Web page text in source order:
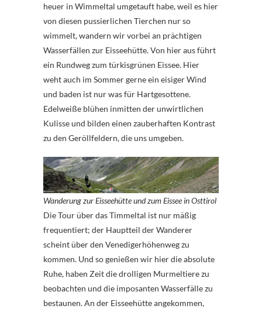
heuer in Wimmeltal umgetauft habe, weil es hier
von diesen pussierlichen Tierchen nur so
wimmelt, wandern wir vorbei an prächtigen
Wasserfällen zur Eisseehütte. Von hier aus führt
ein Rundweg zum türkisgrünen Eissee. Hier
weht auch im Sommer gerne ein eisiger Wind
und baden ist nur was für Hartgesottene.
Edelweiße blühen inmitten der unwirtlichen
Kulisse und bilden einen zauberhaften Kontrast
zu den Geröllfeldern, die uns umgeben.
Wanderung zur Eisseehütte und zum Eissee in Osttirol
Die Tour über das Timmeltal ist nur mäßig
frequentiert; der Hauptteil der Wanderer
scheint über den Venedigerhöhenweg zu
kommen. Und so genießen wir hier die absolute
Ruhe, haben Zeit die drolligen Murmeltiere zu
beobachten und die imposanten Wasserfälle zu
bestaunen. An der Eisseehütte angekommen,